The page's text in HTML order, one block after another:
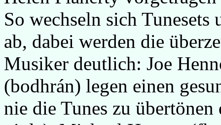
So wechseln sich Tunesets
ab, dabei werden die
Musiker deutlich: Joe
(bodhrán) legen einen
nie die Tunes zu